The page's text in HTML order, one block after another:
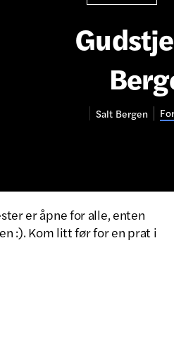
Salt Bergen
er åpne for alle, enten
:). Kom litt før for en prat i